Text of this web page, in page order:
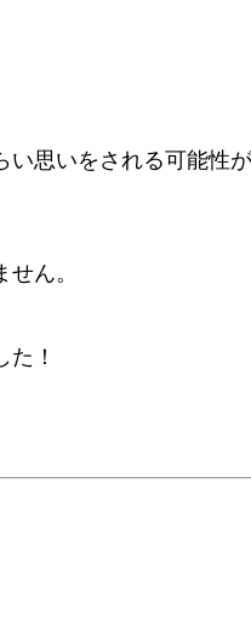
思いをされる可能性
ん。
！